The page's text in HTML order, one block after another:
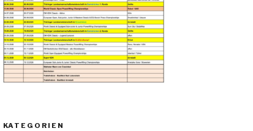
KATEGORIEN